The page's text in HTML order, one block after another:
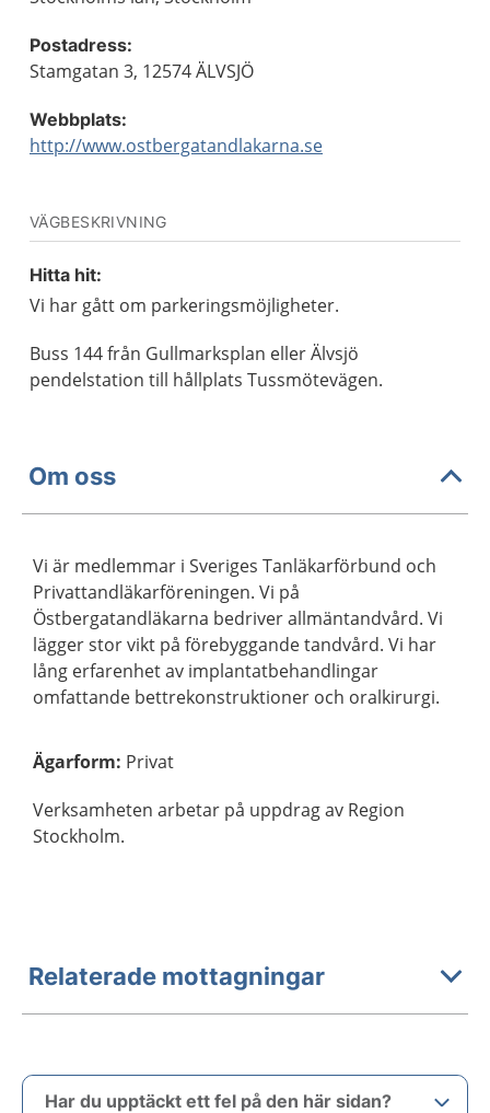
Postadress:
Stamgatan 3, 12574 ÄLVSJÖ
Webbplats:
http://www.ostbergatandlakarna.se
VÄGBESKRIVNING
Hitta hit:
Vi har gått om parkeringsmöjligheter.
Buss 144 från Gullmarksplan eller Älvsjö
pendelstation till hållplats Tussmötevägen.
Om oss
Vi är medlemmar i Sveriges Tanläkarförbund och
Privattandläkarföreningen. Vi på
Östbergatandläkarna bedriver allmäntandvård. Vi
lägger stor vikt på förebyggande tandvård. Vi har
lång erfarenhet av implantatbehandlingar
omfattande bettrekonstruktioner och oralkirurgi.
Ägarform: Privat
Verksamheten arbetar på uppdrag av Region
Stockholm.
Relaterade mottagningar
Har du upptäckt ett fel på den här sidan?